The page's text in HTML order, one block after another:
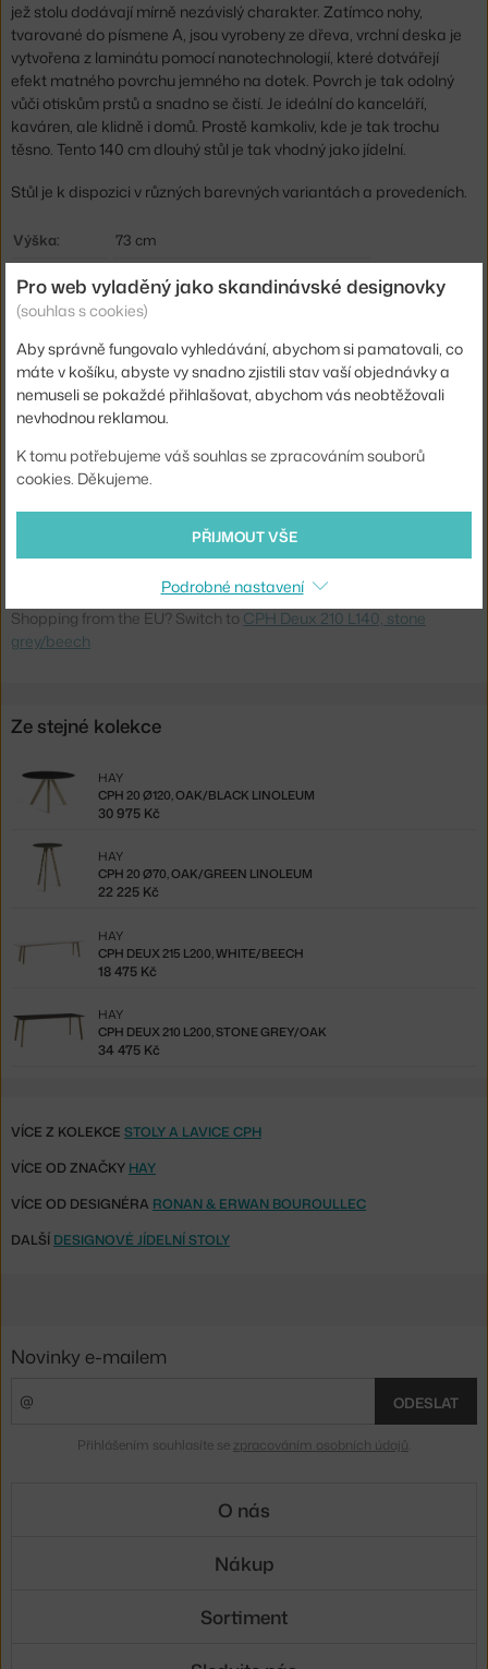
jež stolu dodávají mírně nezávislý charakter. Zatímco nohy,
tvarované do písmene A, jsou vyrobeny ze dřeva, vrchní deska je
vytvořena z laminátu pomocí nanotechnologií, které dotvářejí
efekt matného povrchu jemného na dotek. Povrch je tak odolný
vůči otiskům prstů a snadno se čistí. Je ideální do kanceláří,
kaváren, ale klidně i domů. Prostě kamkoliv, kde je tak trochu
těsno. Tento 140 cm dlouhý stůl je tak vhodný jako jídelní.
Stůl je k dispozici v různých barevných variantách a provedeních.
Výška:
73 cm
Délka:
140 cm
Šířka:
75 cm
Barva:
světlé dřevo, tmavě šedá
Materiál:
lakovaná MDF, bukové dřevo, laminát
Podnož:
dřevo
Tvar stolu:
obdélník
Deska stolu:
laminát / linoleum
Shopping from the EU? Switch to CPH Deux 210 L140, stone
grey/beech
Ze stejné kolekce
CPH 20 Ø120, OAK/BLACK LINOLEUM
HAY
30 975 Kč
CPH 20 Ø70, OAK/GREEN LINOLEUM
HAY
22 225 Kč
CPH DEUX 215 L200, WHITE/BEECH
HAY
18 475 Kč
CPH DEUX 210 L200, STONE GREY/OAK
HAY
34 475 Kč
VÍCE Z KOLEKCE STOLY A LAVICE CPH
VÍCE OD ZNAČKY HAY
VÍCE OD DESIGNÉRA RONAN & ERWAN BOUROULLEC
DALŠÍ DESIGNOVÉ JÍDELNÍ STOLY
Pro web vyladěný jako skandinávské designovky
(souhlas s cookies)
Aby správně fungovalo vyhledávání, abychom si pamatovali, co
máte v košíku, abyste vy snadno zjistili stav vaší objednávky a
nemuseli se pokaždé přihlašovat, abychom vás neobtěžovali
nevhodnou reklamou.
K tomu potřebujeme váš souhlas se zpracováním souborů
cookies. Děkujeme.
PŘIJMOUT VŠE
Podrobné nastavení
Novinky e-mailem
ODESLAT
Přihlášením souhlasíte se zpracováním osobních údajů
O nás
Nákup
Sortiment